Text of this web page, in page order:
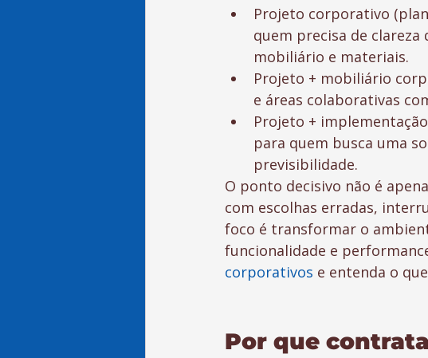
Projeto corporativo
quem precisa de
mobiliário e materiais.
Projeto + mobiliário
e áreas colaborativas
Projeto +
para quem busca uma
previsibilidade.
O ponto decisivo não é
com escolhas erradas,
foco é transformar o
funcionalidade e
corporativos e entenda o
Por que